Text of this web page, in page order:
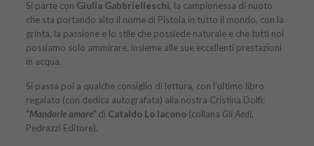
Si parte con Giulia Gabbrielleschi, la campionessa di nuoto
che sta portando alto il nome di Pistoia in tutto il mondo, con la
grinta, la passione e lo stile che possiede naturale e che tutti noi
possiamo solo ammirare, insieme alle sue eccellenti prestazioni
in acqua.
Si passa poi a qualche consiglio di lettura, con l’ultimo libro
regalato (con dedica autografata) alla nostra Cristina Dolfi:
“Mandorle amare” di Cataldo Lo Iacono (collana Gli Aedi,
Pedrazzi Editore).